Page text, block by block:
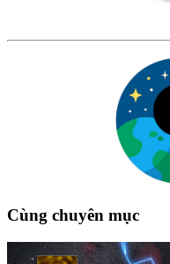
Cùng chuyên mục